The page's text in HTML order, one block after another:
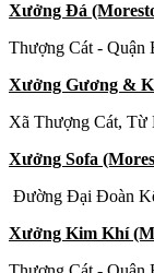
Xưởng Đá
Thượng Cát - Quận
Xưởng Gương &
Xã Thượng Cát, Từ
Xưởng Sofa
Đường Đại Đoàn
Xưởng Kim Khí